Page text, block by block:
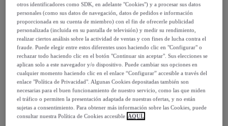
29,99 €
65,90 €
-54%
Vendido porShoes and Blues
otros identificadores como SDK, en adelante "Cookies") y a procesar sus datos
personales (como sus datos de navegación, datos de pedidos e información
proporcionada en su cuenta de miembro) con el fin de ofrecerle publicidad
personalizada (incluida en su pantalla de televisión) y medir su rendimiento,
realizar ciertos análisis sobre la actividad de ventas y con fines de lucha contra el
fraude. Puede elegir entre estos diferentes usos haciendo clic en "Configurar" o
rechazar todo haciendo clic en el botón "Continuar sin aceptar". Sus elecciones se
aplican solo a este navegador y/o dispositivo. Puede cambiar sus opciones en
cualquier momento haciendo clic en el enlace “Configurar” accesible a través del
enlace "Política de Privacidad". Algunas Cookies depositadas también son
necesarias para el buen funcionamiento de nuestro servicio, como las que miden
el tráfico o permiten la presentación adaptada de nuestras ofertas, y no están
sujetas a consentimiento. Para obtener más información sobre las Cookies, puede
consultar nuestra Política de Cookies accesible AQUÍ.